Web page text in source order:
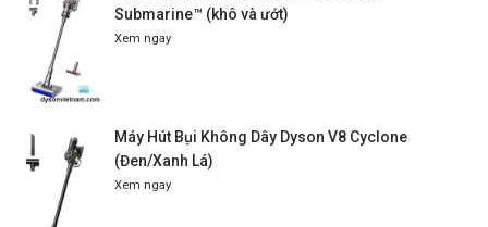
Submarine™ (khô và ướt)
Xem ngay
Máy Hút Bụi Không Dây Dyson V8 Cyclone
(Đen/Xanh Lá)
Xem ngay